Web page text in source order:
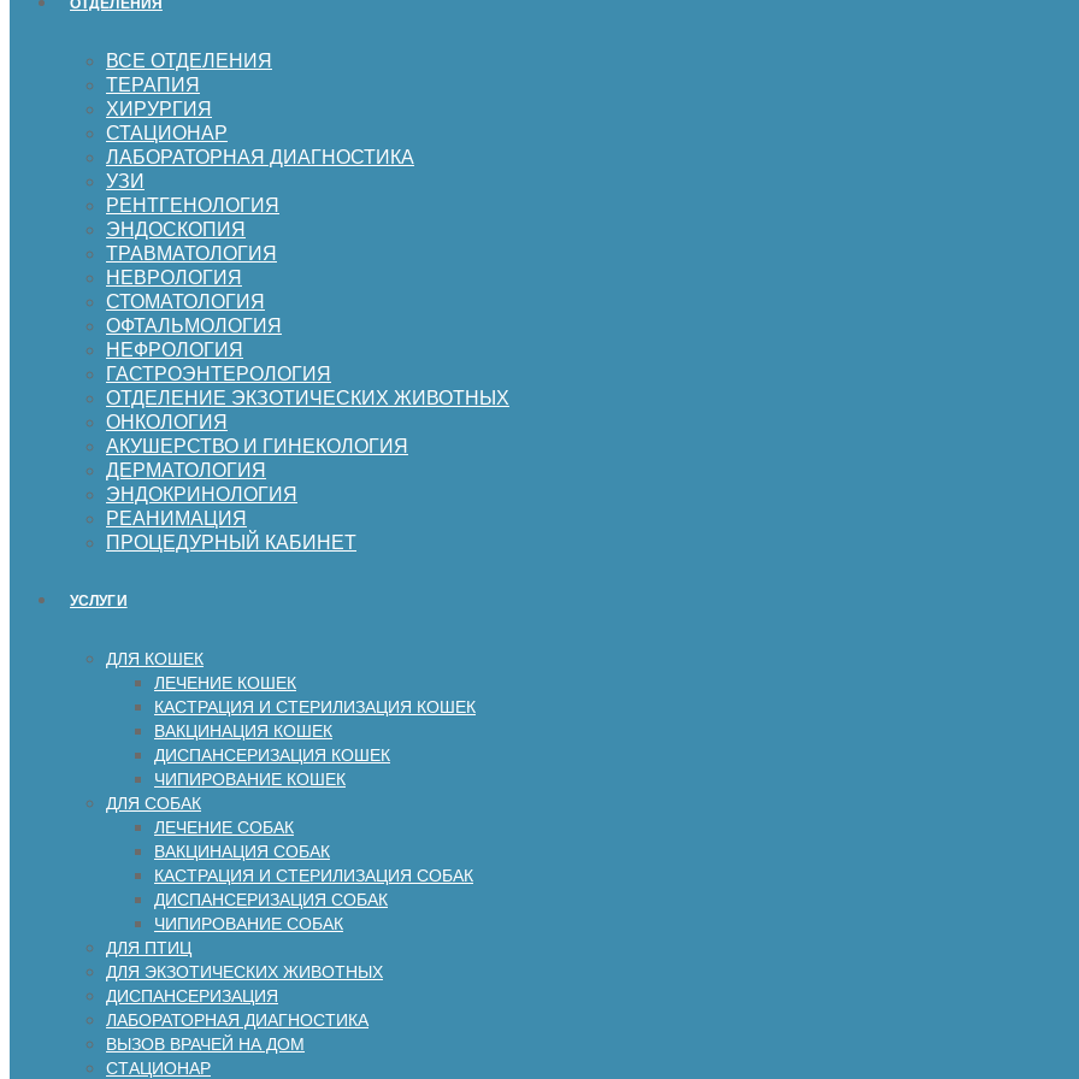
ВСЕ ОТДЕЛЕНИЯ
ТЕРАПИЯ
ХИРУРГИЯ
СТАЦИОНАР
ЛАБОРАТОРНАЯ ДИАГНОСТИКА
УЗИ
РЕНТГЕНОЛОГИЯ
ЭНДОСКОПИЯ
ТРАВМАТОЛОГИЯ
НЕВРОЛОГИЯ
СТОМАТОЛОГИЯ
ОФТАЛЬМОЛОГИЯ
НЕФРОЛОГИЯ
ГАСТРОЭНТЕРОЛОГИЯ
ОТДЕЛЕНИЕ ЭКЗОТИЧЕСКИХ ЖИВОТНЫХ
ОНКОЛОГИЯ
АКУШЕРСТВО И ГИНЕКОЛОГИЯ
ДЕРМАТОЛОГИЯ
ЭНДОКРИНОЛОГИЯ
РЕАНИМАЦИЯ
ПРОЦЕДУРНЫЙ КАБИНЕТ
УСЛУГИ
ДЛЯ КОШЕК
ЛЕЧЕНИЕ КОШЕК
КАСТРАЦИЯ И СТЕРИЛИЗАЦИЯ КОШЕК
ВАКЦИНАЦИЯ КОШЕК
ДИСПАНСЕРИЗАЦИЯ КОШЕК
ЧИПИРОВАНИЕ КОШЕК
ДЛЯ СОБАК
ЛЕЧЕНИЕ СОБАК
ВАКЦИНАЦИЯ СОБАК
КАСТРАЦИЯ И СТЕРИЛИЗАЦИЯ СОБАК
ДИСПАНСЕРИЗАЦИЯ СОБАК
ЧИПИРОВАНИЕ СОБАК
ДЛЯ ПТИЦ
ДЛЯ ЭКЗОТИЧЕСКИХ ЖИВОТНЫХ
ДИСПАНСЕРИЗАЦИЯ
ЛАБОРАТОРНАЯ ДИАГНОСТИКА
ВЫЗОВ ВРАЧЕЙ НА ДОМ
СТАЦИОНАР